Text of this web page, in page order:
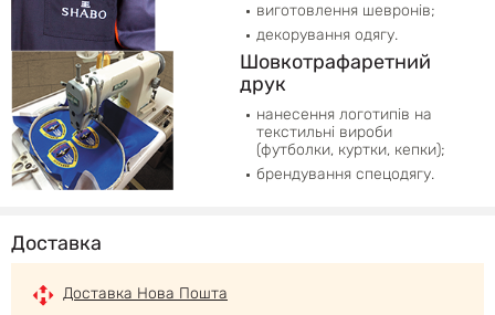
виготовлення шевронів;
декорування одягу.
Шовкотрафаретний
друк
нанесення логотипів на
текстильні вироби
(футболки, куртки, кепки);
брендування спецодягу.
Доставка
Доставка Нова Пошта